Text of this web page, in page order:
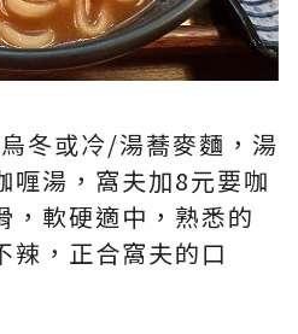
冬或冷/湯蕎麥麵，湯
喱湯，窩夫加8元要咖
，軟硬適中，熟悉的
辣，正合窩夫的口